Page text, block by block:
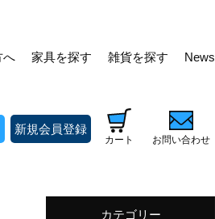
へ 家具を探す 雑貨を探す News
新規会員登録
カート お問い合わせ
カテゴリー